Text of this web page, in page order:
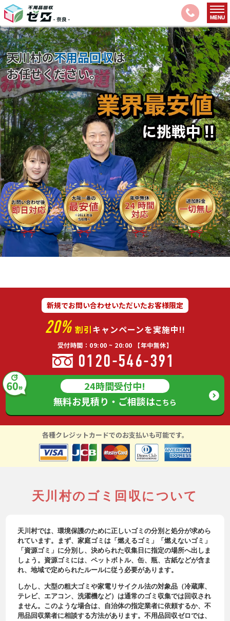
天川村の不用品回収は
お任せください。
新規でお問い合わせいただいたお客様限定
20% 割引キャンペーンを実施中!!
受付時間：09:00 ~ 20:00 【年中無休】
0120-546-391
24時間受付中!
無料お見積り・ご相談はこちら
各種クレジットカードでのお支払いも可能です。
天川村のゴミ回収について
天川村では、環境保護のために正しいゴミの分別と処分が求めら
れています。まず、家庭ゴミは「燃えるゴミ」「燃えないゴミ」
「資源ゴミ」に分別し、決められた収集日に指定の場所へ出しま
しょう。資源ゴミには、ペットボトル、缶、瓶、古紙などが含ま
れ、地域で定められたルールに従う必要があります。
しかし、大型の粗大ゴミや家電リサイクル法の対象品（冷蔵庫、
テレビ、エアコン、洗濯機など）は通常のゴミ収集では回収され
ません。このような場合は、自治体の指定業者に依頼するか、不
用品回収業者に相談する方法があります。不用品回収ゼロでは、